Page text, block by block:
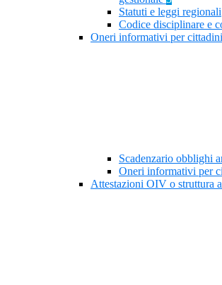
Statuti e leggi regionali
Codice disciplinare e
Oneri informativi per
Scadenzario obblighi
Oneri informativi per
Attestazioni OIV o struttura